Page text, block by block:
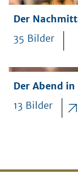
Der
35 Bilder
Der Abend
13 Bilder